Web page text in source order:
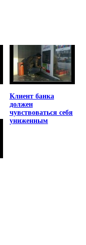
Клиент банка
должен
чувствоваться себя
униженным